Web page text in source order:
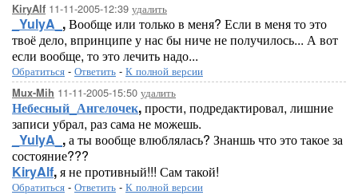
KiryAlf 11-11-2005-12:39 удалить
_YulyA_ ,Вообще или только в меня? Если в меня то это
твоё дело, впринципе у нас бы ниче не получилось... А вот
если вообще, то это лечить надо...
Обратиться - Ответить - К полной версии
Mux-Mih 11-11-2005-15:50 удалить
Небесный_Ангелочек,прости, подредактировал, лишние
записи убрал, раз сама не можешь.
_YulyA_ ,а ты вообще влюблялась? Знаншь что это такое за
состояние???
KiryAlf,я не противный!!! Сам такой!
Обратиться - Ответить - К полной версии